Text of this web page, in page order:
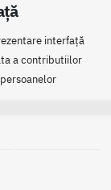
interfață
a contributiilor